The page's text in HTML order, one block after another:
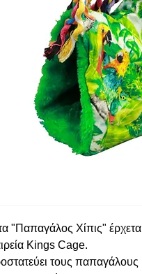
"Παπαγάλος Χίπις"
Kings Cage.
τους